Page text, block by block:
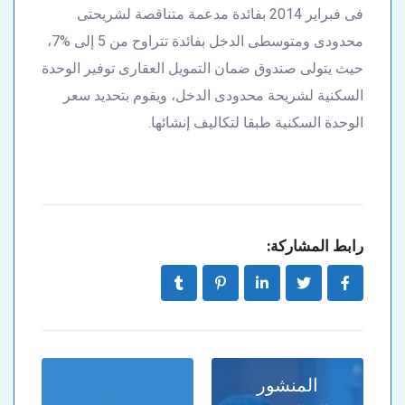
فى فبراير 2014 بفائدة مدعمة متناقصة لشريحتى
محدودى ومتوسطى الدخل بفائدة تتراوح من 5 إلى %7،
حيث يتولى صندوق ضمان التمويل العقارى توفير الوحدة
السكنية لشريحة محدودى الدخل، ويقوم بتحديد سعر
الوحدة السكنية طبقا لتكاليف إنشائها.
رابط المشاركة:
المنشور